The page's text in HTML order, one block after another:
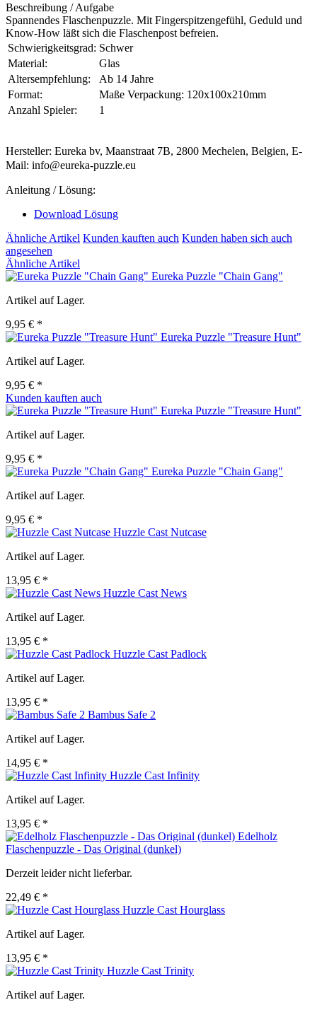
Beschreibung / Aufgabe
Spannendes Flaschenpuzzle. Mit Fingerspitzengefühl, Geduld und
Know-How läßt sich die Flaschenpost befreien.
Schwierigkeitsgrad: Schwer
Material:
Glas
Altersempfehlung:
Ab 14 Jahre
Format:
Maße Verpackung: 120x100x210mm
Anzahl Spieler:
1
Hersteller: Eureka bv, Maanstraat 7B, 2800 Mechelen, Belgien, E-
Mail: info@eureka-puzzle.eu
Anleitung / Lösung:
Download Lösung
Ähnliche Artikel Kunden kauften auch Kunden haben sich auch
angesehen
Ähnliche Artikel
Eureka Puzzle "Chain Gang"
Artikel auf Lager.
9,95 € *
Eureka Puzzle "Treasure Hunt"
Artikel auf Lager.
9,95 € *
Kunden kauften auch
Eureka Puzzle "Treasure Hunt"
Artikel auf Lager.
9,95 € *
Eureka Puzzle "Chain Gang"
Artikel auf Lager.
9,95 € *
Huzzle Cast Nutcase
Artikel auf Lager.
13,95 € *
Huzzle Cast News
Artikel auf Lager.
13,95 € *
Huzzle Cast Padlock
Artikel auf Lager.
13,95 € *
Bambus Safe 2
Artikel auf Lager.
14,95 € *
Huzzle Cast Infinity
Artikel auf Lager.
13,95 € *
Edelholz
Flaschenpuzzle - Das Original (dunkel)
Derzeit leider nicht lieferbar.
22,49 € *
Huzzle Cast Hourglass
Artikel auf Lager.
13,95 € *
Huzzle Cast Trinity
Artikel auf Lager.